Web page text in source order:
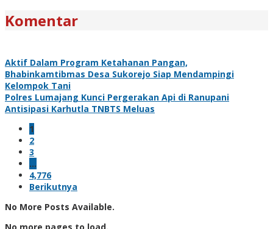
Komentar
Aktif Dalam Program Ketahanan Pangan,
Bhabinkamtibmas Desa Sukorejo Siap Mendampingi
Kelompok Tani
Polres Lumajang Kunci Pergerakan Api di Ranupani
Antisipasi Karhutla TNBTS Meluas
1
2
3
…
4,776
Berikutnya
No More Posts Available.